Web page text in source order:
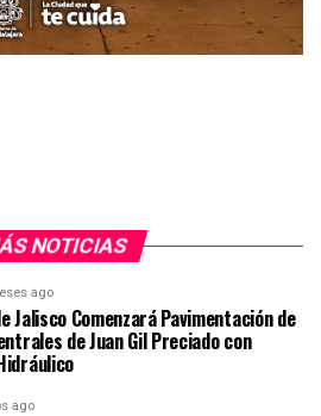
NOTICIAS
ago
Jalisco Comenzará Pavimentación de
de Juan Gil Preciado con
ago